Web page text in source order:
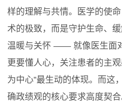
样的理解与共情。医学的使
术的极致，而是守护生命、
温暖与关怀 —— 就像医生面
更要懂人心，关注患者的主
为中心”最生动的体现。而这
确政绩观的核心要求高度契